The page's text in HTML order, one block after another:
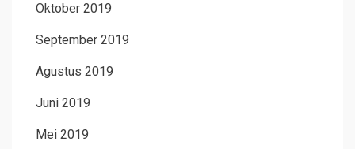
Oktober 2019
September 2019
Agustus 2019
Juni 2019
Mei 2019